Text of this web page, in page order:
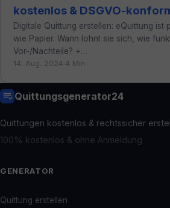
kostenlos & DSGVO-
Digitale Quittung erstellen: eQuittung ist
wie Papier. Wann lohnt sie sich, wie
Vor-/Nachteile? +…
14. Aug. 2024 4 Min.
Quittungsgenerator24
Quittungen kostenlos & rechtssicher
100% kostenlos & ohne Anmeldung
GENERATOR
Quittung erstellen